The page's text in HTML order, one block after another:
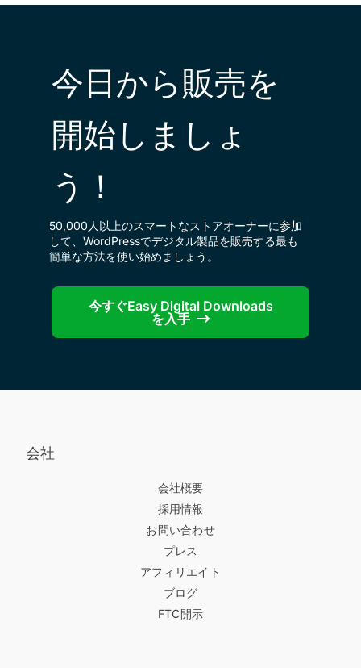
今日から販売を
開始しましょ
う！
50,000人以上のスマートなストアオーナーに参加
して、WordPressでデジタル製品を販売する最も
簡単な方法を使い始めましょう。
今すぐEasy Digital Downloads
を入手
会社
会社概要
採用情報
お問い合わせ
プレス
アフィリエイト
ブログ
FTC開示